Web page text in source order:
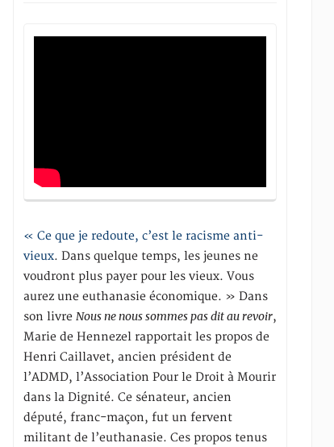
« Ce que je redoute, c’est le racisme anti-
vieux. Dans quelque temps, les jeunes ne
voudront plus payer pour les vieux. Vous
aurez une euthanasie économique. » Dans
son livreNous ne nous sommes pas dit au revoir,
Marie de Hennezel rapportait les propos de
Henri Caillavet, ancien président de
l’ADMD, l’Association Pour le Droit à Mourir
dans la Dignité. Ce sénateur, ancien
député, franc-maçon, fut un fervent
militant de l’euthanasie. Ces propos tenus